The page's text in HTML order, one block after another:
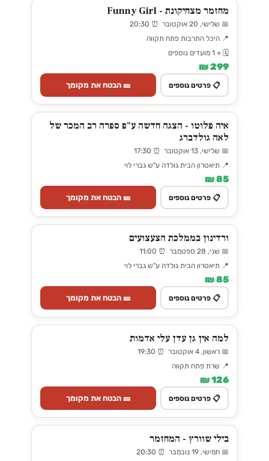
מחזמר מצחיקונת - Funny Girl
📅 שלישי, 20 אוקטובר ⏰ 20:30
📍 היכל התרבות פתח תקווה
🗓️ + 1 מועדים נוספים
299 ₪
📋 פרטים נוספים 🎫 הבטח את מקומך
איה פלוטו - הצגה חדשה ע"פ ספרה רב המכר של
לאה גולדברג
📅 שלישי, 13 אוקטובר ⏰ 17:30
📍 תיאטרון הבית גולדה ע"ש גברי לוי
85 ₪
📋 פרטים נוספים 🎫 הבטח את מקומך
ורדינון בממלכת הצעצועים
📅 שני, 28 ספטמבר ⏰ 11:00
📍 תיאטרון הבית גולדה ע"ש גברי לוי
85 ₪
📋 פרטים נוספים 🎫 הבטח את מקומך
למה אין גן עדן עלי אדמות
📅 ראשון, 4 אוקטובר ⏰ 19:30
📍 שרת פתח תקווה
126 ₪
📋 פרטים נוספים 🎫 הבטח את מקומך
בילי שוורץ - המחזמר
📅 חמישי, 19 נובמבר ⏰ 20:30